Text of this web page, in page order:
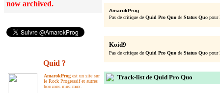
now archived.
Quid ?
AmarokProg est un site sur
le Rock Progressif et autres
horizons musicaux.
AmarokProg
Pas de critique de Quid Pro Quo de Status Quo pour
Koid9
Pas de critique de Quid Pro Quo de Status Quo pour
Track-list de Quid Pro Quo